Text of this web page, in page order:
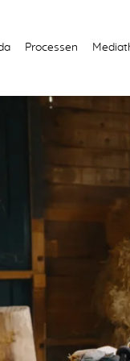
Processen